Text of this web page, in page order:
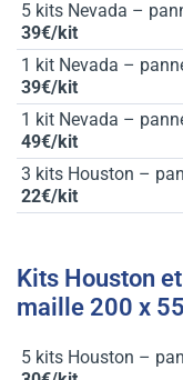
5 kits Nevada –
39€/kit
1 kit Nevada –
39€/kit
1 kit Nevada –
49€/kit
3 kits Houston –
22€/kit
Kits Houston
maille 200 x 55
5 kits Houston –